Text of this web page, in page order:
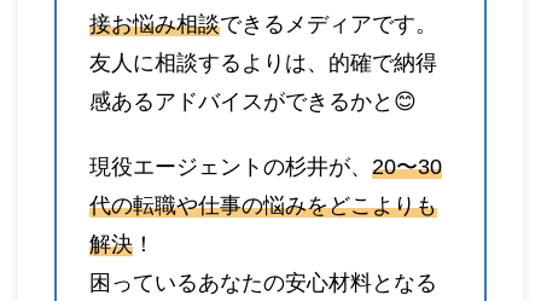
接お悩み相談できるメディアです。
友人に相談するよりは、的確で納得
感あるアドバイスができるかと😊
現役エージェントの杉井が、 20〜30
代の転職や仕事の悩みをどこよりも
解決 ！
困っているあなたの安心材料となる